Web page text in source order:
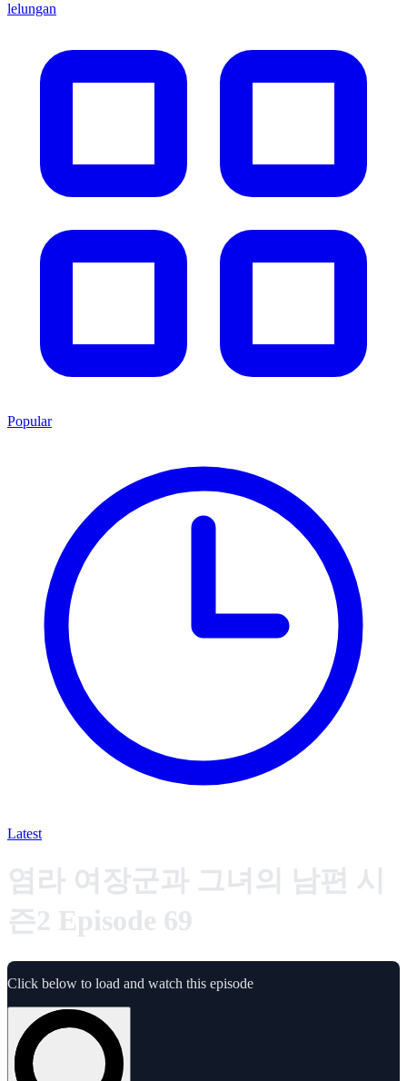
lelungan
Popular
Latest
염라 여장군과 그녀의 남편 시
즌2 Episode 69
Click below to load and watch this episode